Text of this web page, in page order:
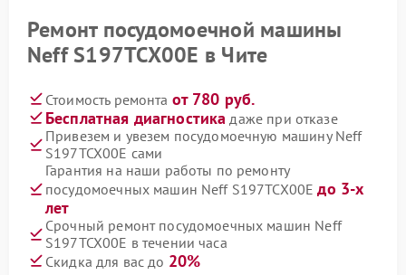
Ремонт посудомоечной машины
Neff S197TCX00E в Чите
Стоимость ремонта от 780 руб.
Бесплатная диагностика даже при отказе
Привезем и увезем посудомоечную машину Neff
S197TCX00E сами
Гарантия на наши работы по ремонту
посудомоечных машин Neff S197TCX00Eдо 3-х
лет
Срочный ремонт посудомоечных машин Neff
S197TCX00E в течении часа
Скидка для вас до 20%